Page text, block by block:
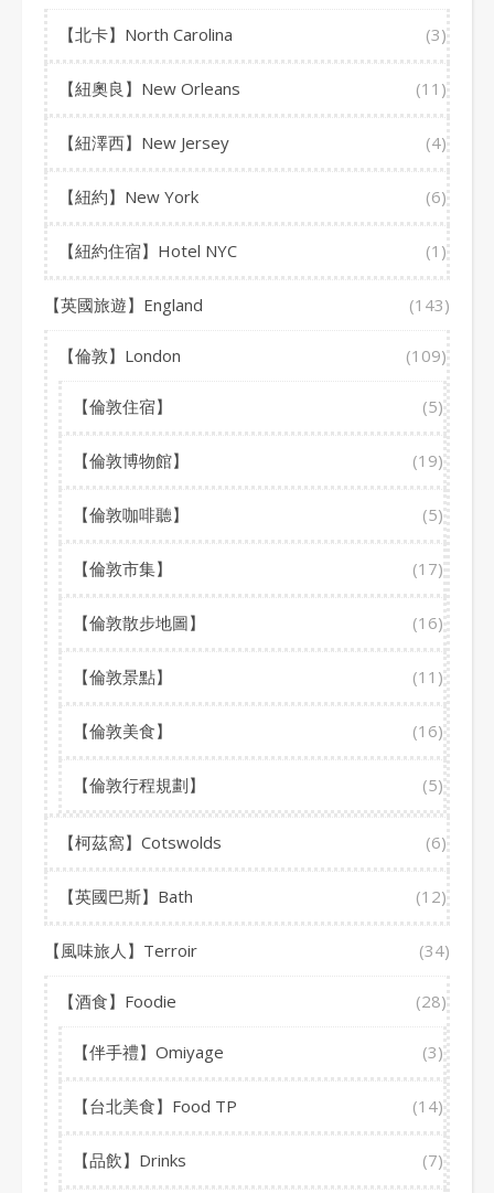
【北卡】North Carolina (3)
【紐奧良】New Orleans (11)
【紐澤西】New Jersey (4)
【紐約】New York (6)
【紐約住宿】Hotel NYC (1)
【英國旅遊】England (143)
【倫敦】London (109)
【倫敦住宿】 (5)
【倫敦博物館】 (19)
【倫敦咖啡聽】 (5)
【倫敦市集】 (17)
【倫敦散步地圖】 (16)
【倫敦景點】 (11)
【倫敦美食】 (16)
【倫敦行程規劃】 (5)
【柯茲窩】Cotswolds (6)
【英國巴斯】Bath (12)
【風味旅人】Terroir (34)
【酒食】Foodie (28)
【伴手禮】Omiyage (3)
【台北美食】Food TP (14)
【品飲】Drinks (7)